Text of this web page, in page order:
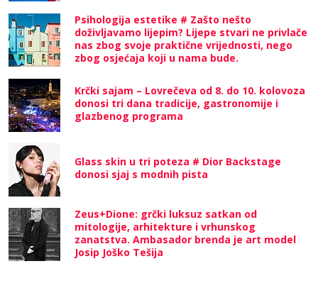
Psihologija estetike # Zašto nešto
doživljavamo lijepim? Lijepe stvari ne privlače
nas zbog svoje praktične vrijednosti, nego
zbog osjećaja koji u nama bude.
Krčki sajam – Lovrečeva od 8. do 10. kolovoza
donosi tri dana tradicije, gastronomije i
glazbenog programa
Glass skin u tri poteza # Dior Backstage
donosi sjaj s modnih pista
Zeus+Dione: grčki luksuz satkan od
mitologije, arhitekture i vrhunskog
zanatstva. Ambasador brenda je art model
Josip Joško Tešija